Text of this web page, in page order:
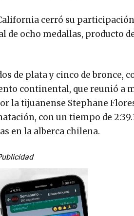
cerró su
de ocho medallas, producto
de plata y cinco de bronce,
continental, que reunió a
tijuanense Stephane
con un tiempo de
en la alberca chilena.